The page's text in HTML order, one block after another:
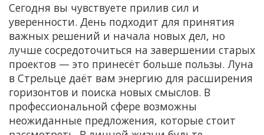
Сегодня вы чувствуете прилив сил и
уверенности. День подходит для принятия
важных решений и начала новых дел, но
лучше сосредоточиться на завершении старых
проектов — это принесёт больше пользы. Луна
в Стрельце даёт вам энергию для расширения
горизонтов и поиска новых смыслов. В
профессиональной сфере возможны
неожиданные предложения, которые стоит